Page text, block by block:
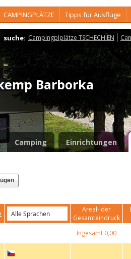
CAMPINGPLÄTZE Tipps für Ausflüge
suche: Campingplplätze TSCHECHIEN
Barborka
Camping Einrichtungen
Areal- der
Gesamteindruck
Ingesamt 0,00